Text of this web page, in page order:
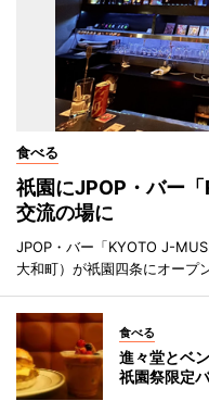
食べる
祇園にJPOP・バー
交流の場に
JPOP・バー「KYOTO J-
大和町）が祇園四条にオープ
食べる
進々堂とベ
祇園祭限定